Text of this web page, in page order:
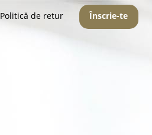
Politică de retur Înscrie-te